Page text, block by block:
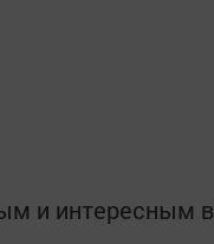
и интересным в